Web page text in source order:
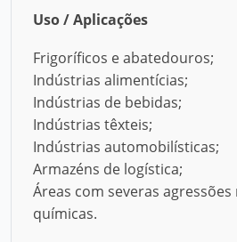
Uso / Aplicações
Frigoríficos e abatedouros;
Indústrias alimentícias;
Indústrias de bebidas;
Indústrias têxteis;
Indústrias automobilísticas;
Armazéns de logística;
Áreas com severas agressões
químicas.